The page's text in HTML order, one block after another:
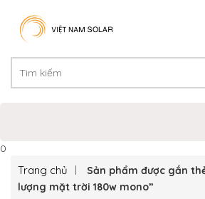
0
Trang chủ
Sản phẩm được gắn
lượng mặt trời 180w mono”